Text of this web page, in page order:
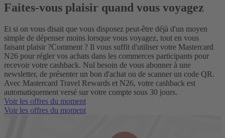
Faites-vous plaisir quand vous voyagez
Et si on vous disait que vous disposez peut-être déjà d'un moyen
simple de dépenser moins lorsque vous voyagez, tout en vous
faisant plaisir ?Comment ? Il vous suffit d'utiliser votre Mastercard
N26 pour régler vos achats dans les commerces participants pour
recevoir votre cashback. Nul besoin de vous abonner à une
newsletter, de présenter un bon d'achat ou de scanner un code QR.
Avec Mastercard Travel Rewards et N26, votre cashback est
automatiquement versé sur votre compte sous 30 jours.
Voir les offres du moment
Voir les offres du moment